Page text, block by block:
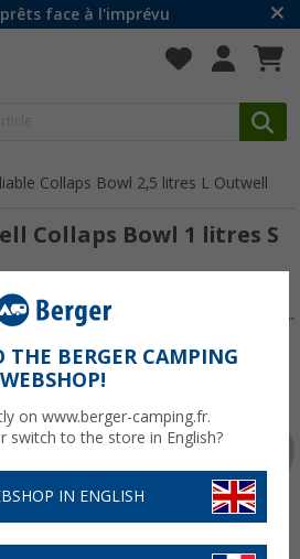
prêts face à l'imprévu
Collaps Bowl 2,5 litres L Outwell
Collaps Bowl 1 litres S
THE BERGER CAMPING
WEBSHOP!
on www.berger-camping.fr.
switch to the store in English?
IN ENGLISH